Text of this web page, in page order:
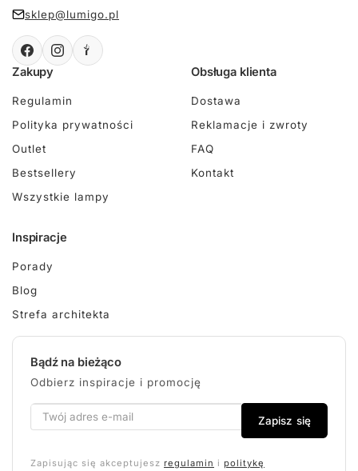
sklep@lumigo.pl
Zakupy
Regulamin
Polityka prywatności
Outlet
Bestsellery
Wszystkie lampy
Obsługa klienta
Dostawa
Reklamacje i zwroty
FAQ
Kontakt
Inspiracje
Porady
Blog
Strefa architekta
Bądź na bieżąco
Odbierz inspiracje i promocję
Zapisz się
Zapisując się akceptujesz regulamin i politykę